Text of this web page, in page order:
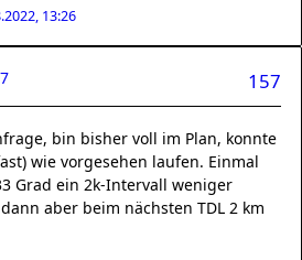
13:26
157
bin bisher voll im Plan, konnte
wie vorgesehen laufen. Einmal
Grad ein 2k-Intervall weniger
aber beim nächsten TDL 2 km